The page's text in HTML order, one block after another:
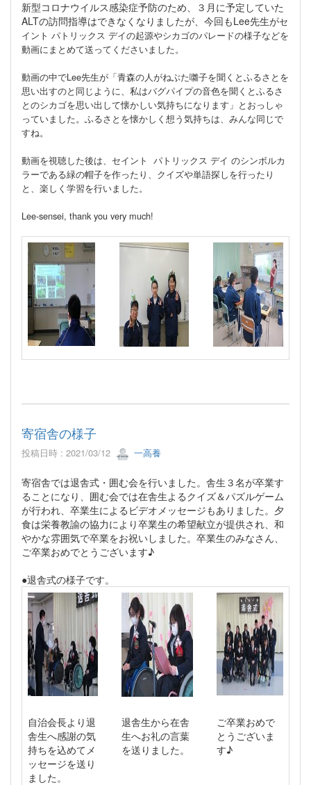
新型コロナウイルス感染症予防のため、３月に予定していた
ALTの訪問指導はできなくなりましたが、今回もLee先生がセ
イント パトリックス デイの起源やシカゴのパレードの様子などを
動画にまとめて送ってくださいました。
動画の中でLee先生が「青森の人がねぶた囃子を聞くとふるさとを
思い出すのと同じように、私はバグパイプの音色を聞くとふるさ
とのシカゴを思い出して懐かしい気持ちになります」とおっしゃ
っていました。ふるさとを懐かしく想う気持ちは、みんな同じで
すね。
動画を視聴した後は、セイント パトリックス デイ のシンボルカ
ラーである緑の帽子を作ったり、 クイズや単語探しを行ったり
と、楽しく学習を行いました。
Lee-sensei, thank you very much!
寄宿舎の様子
投稿日時 : 2021/03/12 一高養
寄宿舎では退舎式・囲む会を行いました。舎生３名が卒業す
ることになり、囲む会では在舎生よるクイズ＆パズルゲーム
が行われ、卒業生によるビデオメッセージもありました。夕
食は栄養教諭の協力により卒業生の希望献立が提供され、和
やかな雰囲気で卒業をお祝いしました。卒業生のみなさん、
ご卒業おめでとうございます♪
●退舎式の様子です。
自治会長より退
舎生へ感謝の気
持ちを込めてメ
ッセージを送り
ました。
退舎生から在舎
生へお礼の言葉
を送りました。
ご卒業おめで
とうございま
す♪